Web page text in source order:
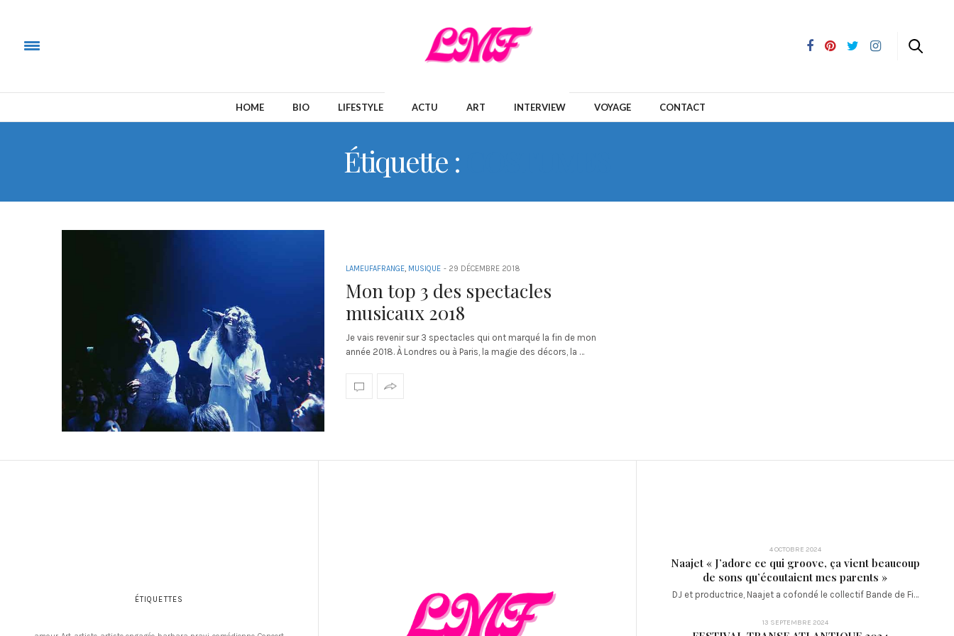
HOME BIO LIFESTYLE ACTU ART INTERVIEW VOYAGE CONTACT
Étiquette :
LAMEUFAFRANGE, MUSIQUE - 29 DÉCEMBRE 2018
Mon top 3 des spectacles
musicaux 2018
Je vais revenir sur 3 spectacles qui ont marqué la fin de mon
année 2018. À Londres ou à Paris, la magie des décors, la …
ÉTIQUETTES
4 OCTOBRE 2024
Naajet « J’adore ce qui groove, ça vient beaucoup
de sons qu’écoutaient mes parents »
DJ et productrice, Naajet a cofondé le collectif Bande de Fi…
13 SEPTEMBRE 2024